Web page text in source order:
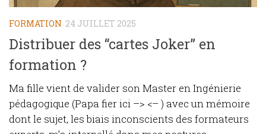
FORMATION 24 JUILLET 2025
Distribuer des “cartes Joker” en
formation ?
Ma fille vient de valider son Master en Ingénierie
pédagogique (Papa fier ici –> <– ) avec un mémoire
dont le sujet, les biais inconscients des formateurs